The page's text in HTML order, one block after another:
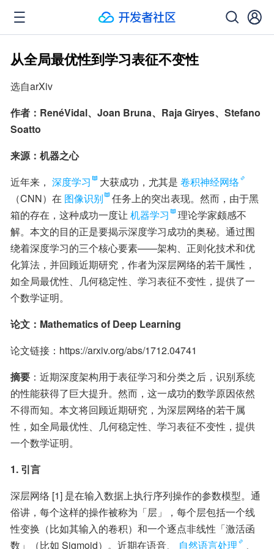
从全局最优性到学习表征不变性
选自arXiv
作者：RenéVidal、Joan Bruna、Raja Giryes、Stefano
Soatto
来源：机器之心
近年来， 深度学习 大获成功，尤其是 卷积神经网络
（CNN）在 图像识别
任务上的突出表现。然而，由于黑
箱的存在，这种成功一度让 机器学习
理论学家颇感不
解。本文的目的正是要揭示深度学习成功的奥秘。通过围
绕着深度学习的三个核心要素——架构、正则化技术和优
化算法，并回顾近期研究，作者为深层网络的若干属性，
如全局最优性、几何稳定性、学习表征不变性，提供了一
个数学证明。
论文：Mathematics of Deep Learning
论文链接：https://arxiv.org/abs/1712.04741
摘要 ：近期深度架构用于表征学习和分类之后，识别系统
的性能获得了巨大提升。然而，这一成功的数学原因依然
不得而知。本文将回顾近期研究，为深层网络的若干属
性，如全局最优性、几何稳定性、学习表征不变性，提供
一个数学证明。
1. 引言
深层网络 [1] 是在输入数据上执行序列操作的参数模型。通
俗讲，每个这样的操作被称为「层」，每个层包括一个线
性变换（比如其输入的卷积）和一个逐点非线性「激活函
数」（比如 Sigmoid）。近期在语音、
自然语言处理 、